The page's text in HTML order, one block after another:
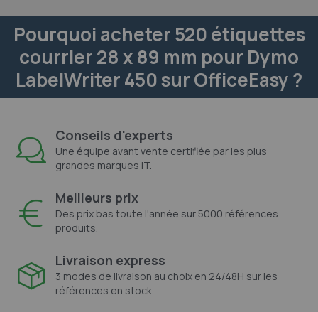
Pourquoi acheter 520 étiquettes
courrier 28 x 89 mm pour Dymo
LabelWriter 450 sur OfficeEasy ?
Conseils d'experts
Une équipe avant vente certifiée par les plus
grandes marques IT.
Meilleurs prix
Des prix bas toute l'année sur 5000 références
produits.
Livraison express
3 modes de livraison au choix en 24/48H sur les
références en stock.